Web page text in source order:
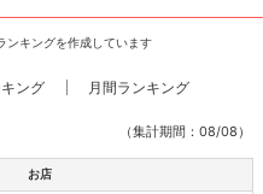
ンキングを作成しています
ング 月間ランキング
（集計期間：08/08）
お店